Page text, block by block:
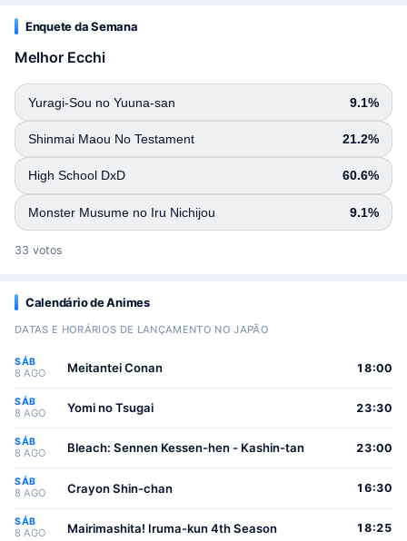
Enquete da Semana
Melhor Ecchi
Yuragi-Sou no Yuuna-san 9.1%
Shinmai Maou No Testament 21.2%
High School DxD 60.6%
Monster Musume no Iru Nichijou 9.1%
33 votos
Calendário de Animes
DATAS E HORÁRIOS DE LANÇAMENTO NO JAPÃO
SÁB
8 AGO Meitantei Conan 18:00
SÁB
8 AGO Yomi no Tsugai 23:30
SÁB
8 AGO Bleach: Sennen Kessen-hen - Kashin-tan 23:00
SÁB
8 AGO Crayon Shin-chan 16:30
SÁB
8 AGO Mairimashita! Iruma-kun 4th Season 18:25